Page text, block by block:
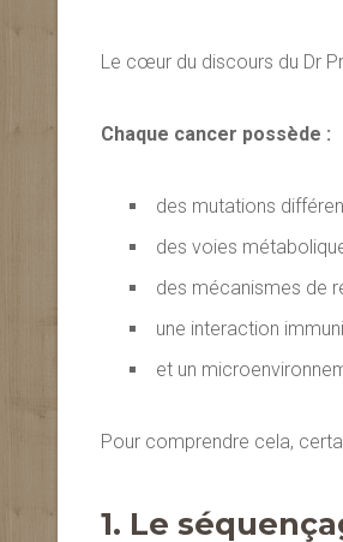
Le cœur du discours du Dr
Chaque cancer possède :
des mutations
des voies
des mécanismes de
une interaction
et un
Pour comprendre cela,
1. Le